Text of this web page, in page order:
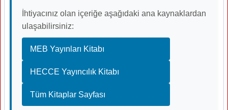
İhtiyacınız olan içeriğe aşağıdaki ana kaynaklardan
ulaşabilirsiniz:
MEB Yayınları Kitabı
HECCE Yayıncılık Kitabı
Tüm Kitaplar Sayfası